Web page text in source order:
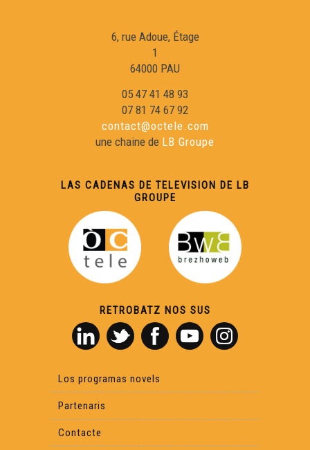
6, rue Adoue, Étage
1
64000 PAU
05 47 41 48 93
07 81 74 67 92
contact@octele.com
une chaine de LB Groupe
LAS CADENAS DE TELEVISION DE LB
GROUPE
RETROBATZ NOS SUS
Los programas novels
Partenaris
Contacte